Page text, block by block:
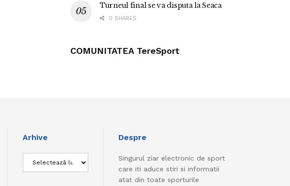
Turneul final se va disputa la Seaca
0 SHARES
COMUNITATEA TereSport
Arhive Despre
Singurul ziar electronic de sport
care iti aduce stiri si informatii
atat din toate sporturile